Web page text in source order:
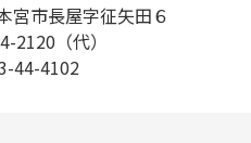
宮市長屋字征矢田６
2120（代）
44-4102